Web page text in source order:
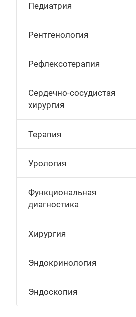
Педиатрия
Рентгенология
Рефлексотерапия
Сердечно-сосудистая
хирургия
Терапия
Урология
Функциональная
диагностика
Хирургия
Эндокринология
Эндоскопия